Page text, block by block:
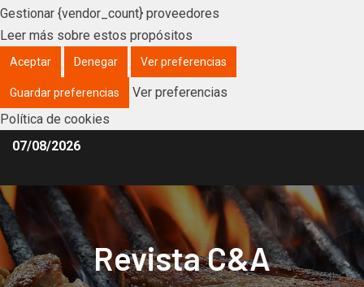
Gestionar {vendor_count} proveedores
Leer más sobre estos propósitos
Aceptar Denegar Ver preferencias
Guardar preferencias
Ver preferencias
Política de cookies
07/08/2026
Revista C&A